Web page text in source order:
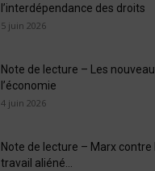
l’interdépendance des droits
5 juin 2026
Note de lecture – Les
l’économie
4 juin 2026
Note de lecture – Marx contre
travail aliéné...